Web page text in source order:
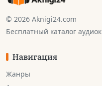
© 2026 Aknigi24.com
Бесплатный каталог
Навигация
Жанры